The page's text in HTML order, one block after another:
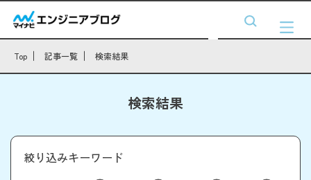
Top 記事一覧 検索結果
検索結果
絞り込みキーワード